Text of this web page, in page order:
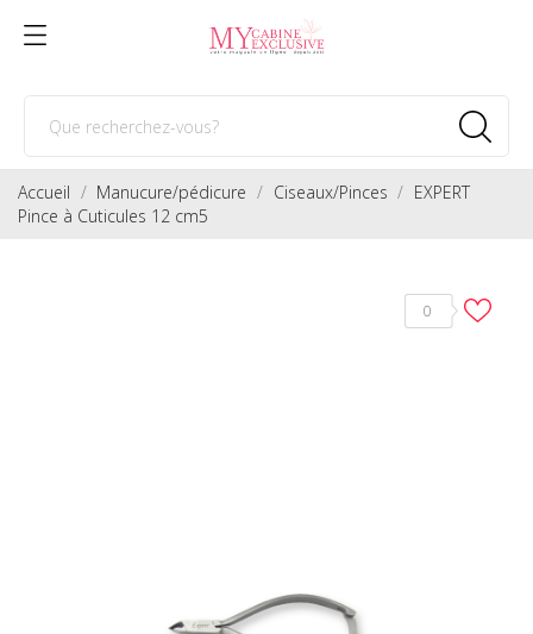
Accueil Manucure/pédicure Ciseaux/Pinces
EXPERT
Pince à Cuticules 12 cm5
0